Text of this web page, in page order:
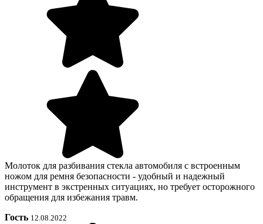
Молоток для разбивания стекла автомобиля с встроенным
ножом для ремня безопасности - удобный и надежный
инструмент в экстренных ситуациях, но требует осторожного
обращения для избежания травм.
Гость 12.08.2022